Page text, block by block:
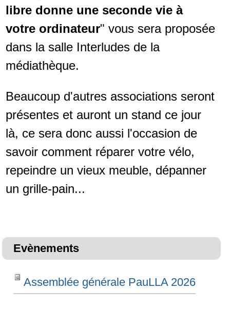
libre donne une seconde vie à
votre ordinateur" vous sera proposée
dans la salle Interludes de la
médiathèque.
Beaucoup d'autres associations seront
présentes et auront un stand ce jour
là, ce sera donc aussi l'occasion de
savoir comment réparer votre vélo,
repeindre un vieux meuble, dépanner
un grille-pain...
Evènements
Assemblée générale PauLLA 2026